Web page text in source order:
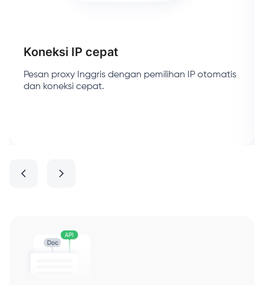
Koneksi IP cepat
Pesan proxy Inggris dengan pemilihan IP otomatis
dan koneksi cepat.